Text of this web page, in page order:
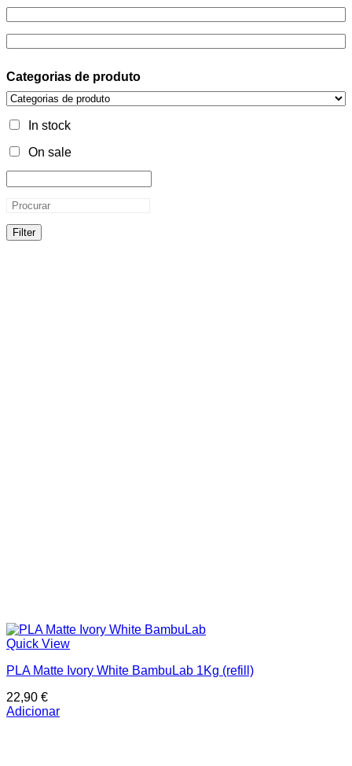
Categorias de produto
In stock
On sale
Filter
Quick View
PLA Matte Ivory White BambuLab 1Kg (refill)
22,90 €
Adicionar